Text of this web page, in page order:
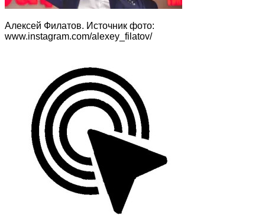
Алексей Филатов. Источник фото:
www.instagram.com/alexey_filatov/